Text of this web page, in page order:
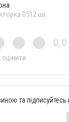
0512.ua
0,0
та підписуйтесь